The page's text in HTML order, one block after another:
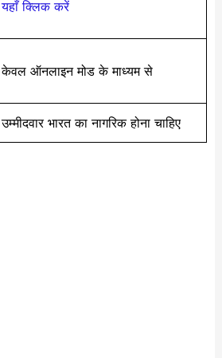
यहाँ क्लिक करें
केवल ऑनलाइन मोड के माध्यम से
उम्मीदवार भारत का नागरिक होना चाहिए